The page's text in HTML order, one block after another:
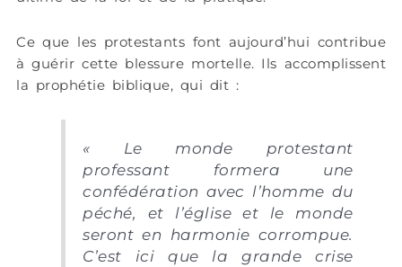
Ce que les protestants font aujourd’hui contribue
à guérir cette blessure mortelle. Ils accomplissent
la prophétie biblique, qui dit :
« Le monde protestant
professant formera une
confédération avec l’homme du
péché, et l’église et le monde
seront en harmonie corrompue.
C’est ici que la grande crise